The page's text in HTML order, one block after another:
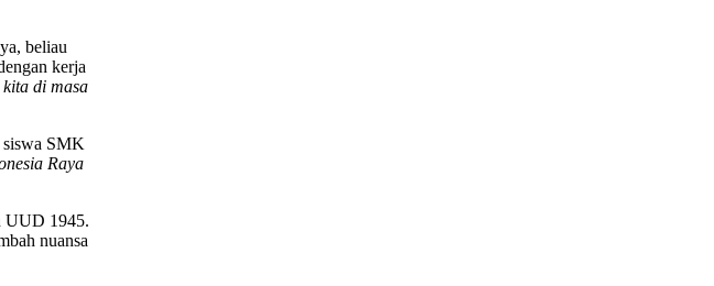
beliau
kerja
di masa
siswa SMK
Raya
UUD 1945.
nuansa